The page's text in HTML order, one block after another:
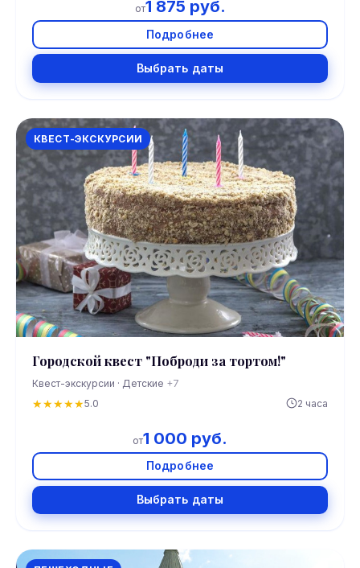
от1 875 руб.
Подробнее
Выбрать даты
КВЕСТ-ЭКСКУРСИИ
Городской квест "Поброди за тортом!"
Квест-экскурсии · Детские +7
★★★★★5.0 2 часа
от1 000 руб.
Подробнее
Выбрать даты